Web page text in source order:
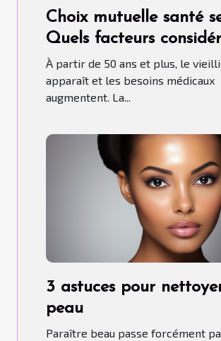
Choix mutuelle santé
Quels facteurs
À partir de 50 ans et plus, le
apparaît et les besoins médicaux
augmentent. La...
3 astuces pour
peau
Paraître beau passe forcément